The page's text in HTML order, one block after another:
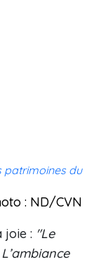
patrimoines du
: ND/CVN
joie : "Le